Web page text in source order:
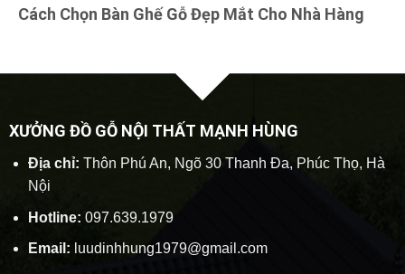
Cách Chọn Bàn Ghế Gỗ Đẹp Mắt Cho Nhà Hàng
XƯỞNG ĐỒ GỖ NỘI THẤT MẠNH HÙNG
Địa chỉ: Thôn Phú An, Ngõ 30 Thanh Đa, Phúc Thọ, Hà
Nội
Hotline: 097.639.1979
Email: luudinhhung1979@gmail.com